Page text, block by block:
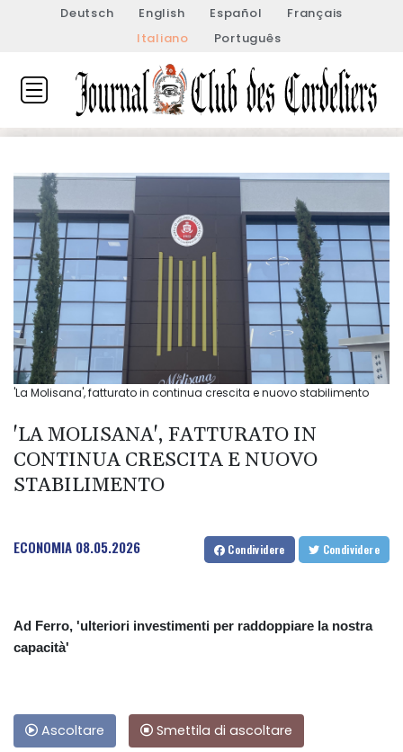
Deutsch English Español
Français
Italiano
Português
'La Molisana', fatturato in continua crescita e nuovo stabilimento
'LA MOLISANA', FATTURATO IN
CONTINUA CRESCITA E NUOVO
STABILIMENTO
ECONOMIA 08.05.2026 Condividere Condividere
Ad Ferro, 'ulteriori investimenti per raddoppiare la nostra
capacità'
Ascoltare Smettila di ascoltare